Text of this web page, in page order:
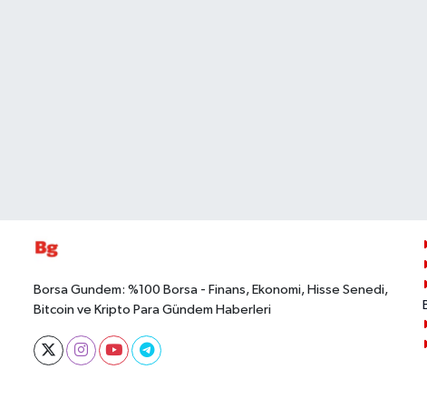
Borsa Gundem: %100 Borsa - Finans, Ekonomi, Hisse Senedi,
Bitcoin ve Kripto Para Gündem Haberleri